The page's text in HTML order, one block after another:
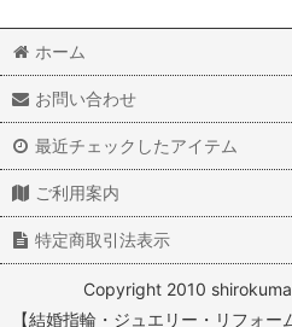
ホーム
お問い合わせ
最近チェックしたアイテム
ご利用案内
特定商取引法表示
Copyright 2010
【結婚指輪・ジュエリー・リフォ